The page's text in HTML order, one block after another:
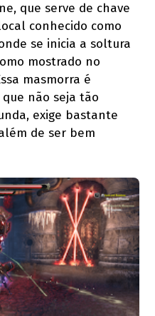
que serve de chave
conhecido como
se inicia a soltura
mostrado no
masmorra é
não seja tão
exige bastante
de ser bem